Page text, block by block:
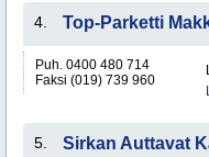
4. Top-Parketti
Puh. 0400 480 714
Faksi (019) 739 960
5. Sirkan Auttavat